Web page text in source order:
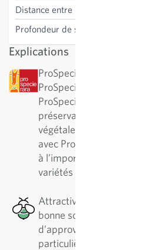
Distance entre les lignes
Profondeur de semis
Explications
ProSpecieRara : cette
ProSpecieRara comme
ProSpecieRara est une
préservation de la
végétales rares. En
avec ProSpecieRara,
à l’importante
variétés traditionnelles.
Attractive pour les
bonne source de nectar
d’approvisionnement en
particulièrement